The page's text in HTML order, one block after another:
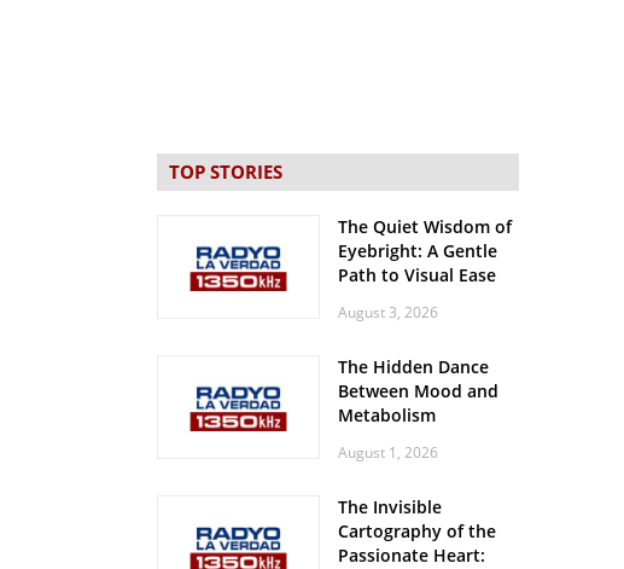
TOP STORIES
The Quiet Wisdom of
Eyebright: A Gentle
Path to Visual Ease
August 3, 2026
The Hidden Dance
Between Mood and
Metabolism
August 1, 2026
The Invisible
Cartography of the
Passionate Heart: